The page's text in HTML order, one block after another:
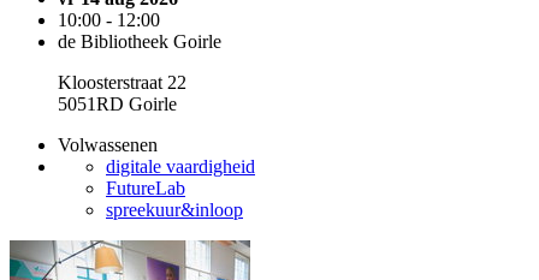
10:00 - 12:00
de Bibliotheek Goirle
Kloosterstraat 22
5051RD Goirle
Volwassenen
digitale vaardigheid
FutureLab
spreekuur&inloop